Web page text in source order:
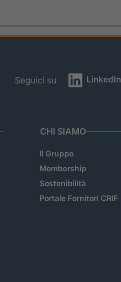
Seguici su LinkedIn
CHI SIAMO
Il Gruppo
Membership
Sostenibilità
Portale Fornitori CRIF